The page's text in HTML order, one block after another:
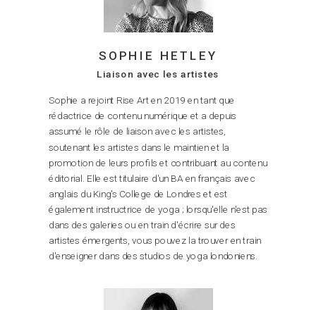
SOPHIE HETLEY
Liaison avec les artistes
Sophie a rejoint Rise Art en 2019 en tant que
rédactrice de contenu numérique et a depuis
assumé le rôle de liaison avec les artistes,
soutenant les artistes dans le maintien et la
promotion de leurs profils et contribuant au contenu
éditorial. Elle est titulaire d'un BA en français avec
anglais du King's College de Londres et est
également instructrice de yoga ; lorsqu'elle n'est pas
dans des galeries ou en train d'écrire sur des
artistes émergents, vous pouvez la trouver en train
d'enseigner dans des studios de yoga londoniens.